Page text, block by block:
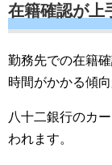
在籍確認が上
勤務先での在籍
時間がかかる傾向
八十二銀行のカ
われます。